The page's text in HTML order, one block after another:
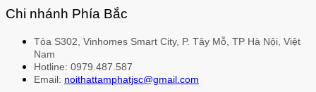
Chi nhánh Phía Bắc
Tòa S302, Vinhomes Smart City, P. Tây Mỗ, TP Hà Nội, Việt
Nam
Hotline: 0979.487.587
Email: noithattamphatjsc@gmail.com